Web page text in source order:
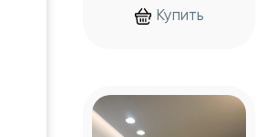
Купить